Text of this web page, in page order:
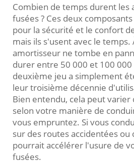
Combien de temps durent les
fusées ? Ces deux
pour la sécurité et le confort
mais ils s'usent avec le temps.
amortisseur ne tombe en
durer entre 50 000 et 100 000
deuxième jeu a simplement
leur troisième décennie
Bien entendu, cela peut
selon votre manière de
vous empruntez. Si vous
sur des routes accidentées ou
pourrait accélérer l'usure de
fusées.